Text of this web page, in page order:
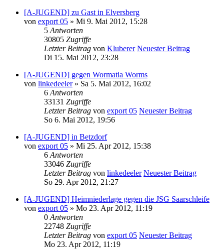
[A-JUGEND] zu Gast in Elversberg
von export 05 » Mi 9. Mai 2012, 15:28
5 Antworten
30805 Zugriffe
Letzter Beitrag von Kluberer Neuester Beitrag
Di 15. Mai 2012, 23:28
[A-JUGEND] gegen Wormatia Worms
von linkedeeler» Sa 5. Mai 2012, 16:02
6 Antworten
33131 Zugriffe
Letzter Beitrag von export 05 Neuester Beitrag
So 6. Mai 2012, 19:56
[A-JUGEND] in Betzdorf
von export 05 » Mi 25. Apr 2012, 15:38
6 Antworten
33046 Zugriffe
Letzter Beitrag von linkedeeler Neuester Beitrag
So 29. Apr 2012, 21:27
[A-JUGEND] Heimniederlage gegen die JSG Saarschleife
von export 05 » Mo 23. Apr 2012, 11:19
0 Antworten
22748 Zugriffe
Letzter Beitrag von export 05 Neuester Beitrag
Mo 23. Apr 2012, 11:19